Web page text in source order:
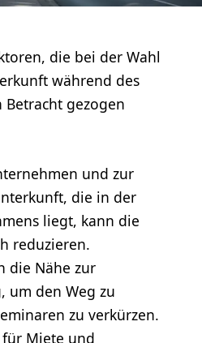
die bei der Wahl
während des
gezogen
und zur
die in der
liegt, kann die
reduzieren.
die Nähe zur
um den Weg zu
zu verkürzen.
für Miete und